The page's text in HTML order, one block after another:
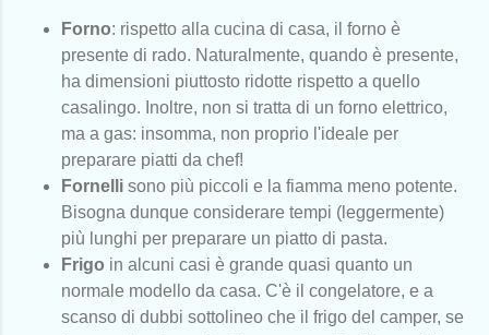
Forno: rispetto alla cucina di casa, il forno è
presente di rado. Naturalmente, quando è presente,
ha dimensioni piuttosto ridotte rispetto a quello
casalingo. Inoltre, non si tratta di un forno elettrico,
ma a gas: insomma, non proprio l'ideale per
preparare piatti da chef!
Fornelli sono più piccoli e la fiamma meno potente.
Bisogna dunque considerare tempi (leggermente)
più lunghi per preparare un piatto di pasta.
Frigo in alcuni casi è grande quasi quanto un
normale modello da casa. C'è il congelatore, e a
scanso di dubbi sottolineo che il frigo del camper, se